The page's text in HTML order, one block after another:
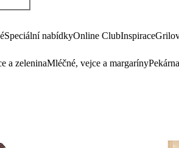
Speciální nabídkyOnline ClubInspirace
a zeleninaMléčné, vejce a margarínyPekárna